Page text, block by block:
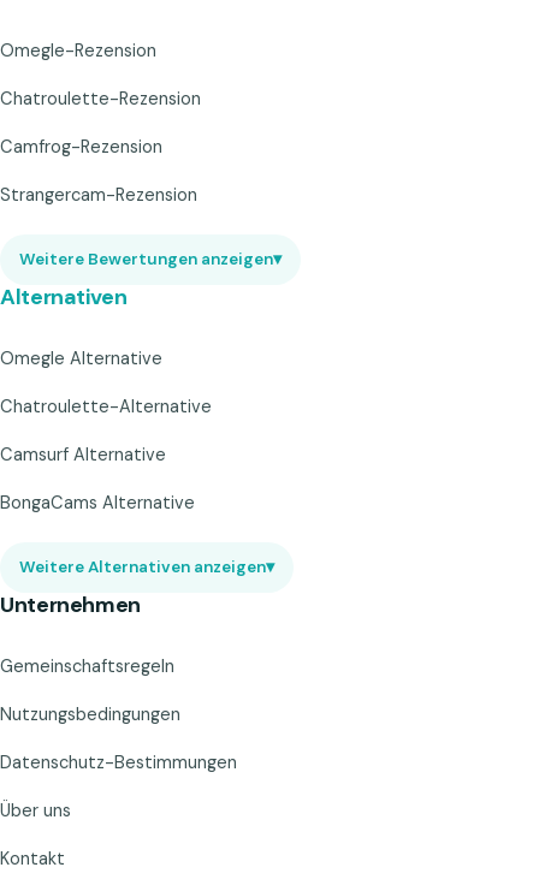
Omegle-Rezension
Chatroulette-Rezension
Camfrog-Rezension
Strangercam-Rezension
Weitere Bewertungen anzeigen▾
Alternativen
Omegle Alternative
Chatroulette-Alternative
Camsurf Alternative
BongaCams Alternative
Weitere Alternativen anzeigen▾
Unternehmen
Gemeinschaftsregeln
Nutzungsbedingungen
Datenschutz-Bestimmungen
Über uns
Kontakt